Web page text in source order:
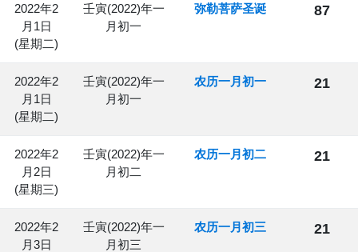
2022年2
月1日
(星期二)
壬寅(2022)年一
月初一
弥勒菩萨圣诞 87
2022年2
月1日
(星期二)
壬寅(2022)年一
月初一
农历一月初一 21
2022年2
月2日
(星期三)
壬寅(2022)年一
月初二
农历一月初二 21
2022年2
月3日
壬寅(2022)年一
月初三
农历一月初三 21